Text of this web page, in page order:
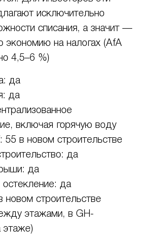
исключительно
списания, а значит —
экономию на налогах (AfA
4,5–6 %)
да
да
включая горячую воду
55 в новом строительстве
да
да
остекление: да
новом строительстве
этажами, в GH-
этаже)